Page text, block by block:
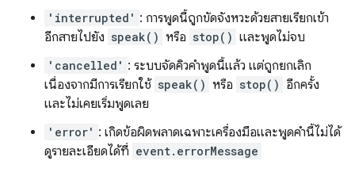
'interrupted' : การพูดนี้ถูกขัดจังหวะด้วยสายเรียกเข้า
อีกสายไปยัง speak() หรือ stop() และพูดไม่จบ
'cancelled' : ระบบจัดคิวคำพูดนี้แล้ว แต่ถูกยกเลิก
เนื่องจากมีการเรียกใช้ speak() หรือ stop() อีกครั้ง
และไม่เคยเริ่มพูดเลย
'error' : เกิดข้อผิดพลาดเฉพาะเครื่องมือและพูดคำนี้ไม่ได้
ดูรายละเอียดได้ที่ event.errorMessage